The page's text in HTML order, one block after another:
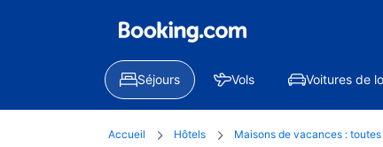
Séjours Vols Voitures de
Accueil Hôtels Maisons de vacances :